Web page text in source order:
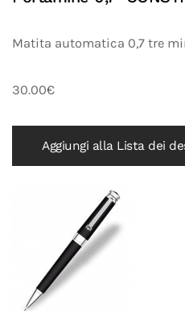
Matita automatica 0,7 tre
30.00€
Aggiungi alla Lista dei